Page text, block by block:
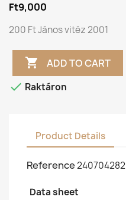
Ft9,000
200 Ft János vitéz 2001
 ADD TO CART
 Raktáron
Product Details
Reference240704282
Data sheet